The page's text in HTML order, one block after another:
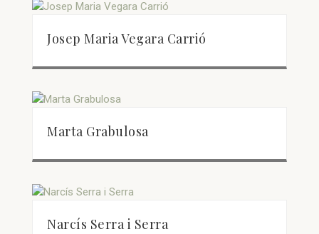
Josep Maria Vegara Carrió
Marta Grabulosa
Narcís Serra i Serra